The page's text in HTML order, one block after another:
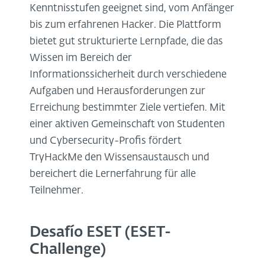
Kenntnisstufen geeignet sind, vom Anfänger
bis zum erfahrenen Hacker. Die Plattform
bietet gut strukturierte Lernpfade, die das
Wissen im Bereich der
Informationssicherheit durch verschiedene
Aufgaben und Herausforderungen zur
Erreichung bestimmter Ziele vertiefen. Mit
einer aktiven Gemeinschaft von Studenten
und Cybersecurity-Profis fördert
TryHackMe den Wissensaustausch und
bereichert die Lernerfahrung für alle
Teilnehmer.
Desafío ESET (ESET-
Challenge)